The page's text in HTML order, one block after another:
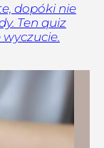
dopóki nie
Ten quiz